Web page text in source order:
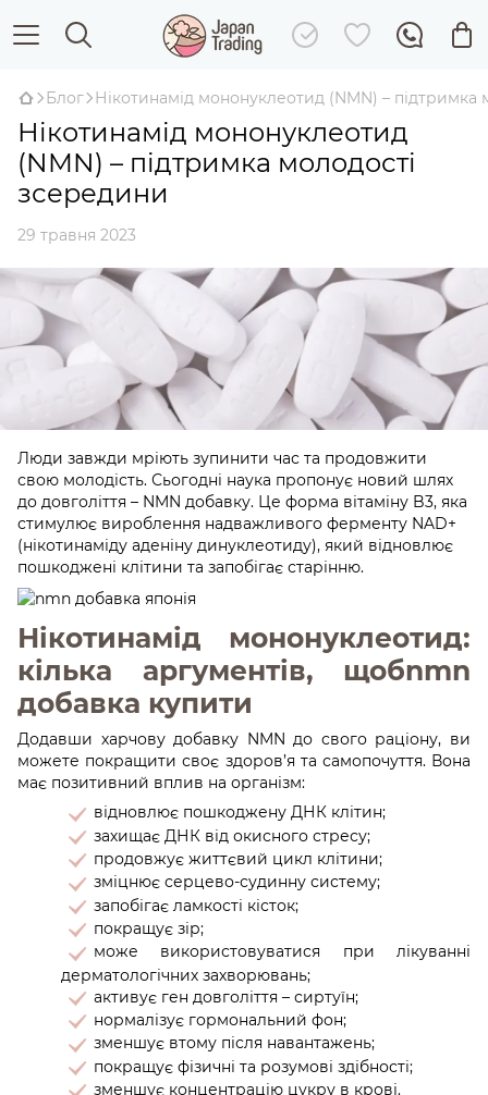
Блог Нікотинамід мононуклеотид (NMN) – підтримка
Нікотинамід мононуклеотид
(NMN) – підтримка молодості
зсередини
29 травня 2023
Люди завжди мріють зупинити час та продовжити
свою молодість. Сьогодні наука пропонує новий шлях
до довголіття – NMN добавку. Це форма вітаміну B3, яка
стимулює вироблення надважливого ферменту NAD+
(нікотинаміду аденіну динуклеотиду), який відновлює
пошкоджені клітини та запобігає старінню.
Нікотинамід мононуклеотид:
кілька аргументів, щобnmn
добавка купити
Додавши харчову добавку NMN до свого раціону, ви
можете покращити своє здоров’я та самопочуття. Вона
має позитивний вплив на організм:
відновлює пошкоджену ДНК клітин;
захищає ДНК від окисного стресу;
продовжує життєвий цикл клітини;
зміцнює серцево-судинну систему;
запобігає ламкості кісток;
покращує зір;
може використовуватися при лікуванні
дерматологічних захворювань;
активує ген довголіття – сиртуїн;
нормалізує гормональний фон;
зменшує втому після навантажень;
покращує фізичні та розумові здібності;
зменшує концентрацію цукру в крові.